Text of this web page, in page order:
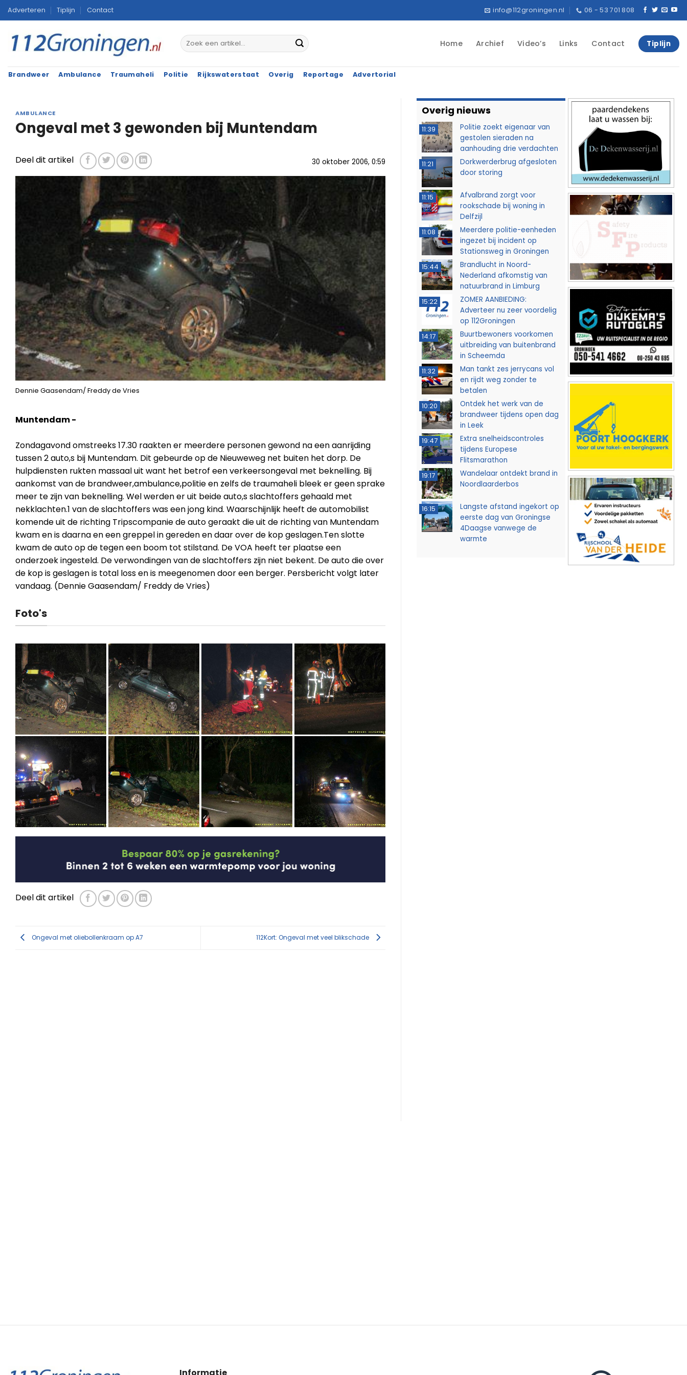
Ga
naar
inhoud
Adverteren Tiplijn Contact info@112groningen.nl 06 - 53 701 808
Home Archief Video’s Links Contact Tiplijn
Brandweer Ambulance Traumaheli Politie Rijkswaterstaat Overig Reportage Advertorial
AMBULANCE
Ongeval met 3 gewonden bij Muntendam
30 oktober 2006, 0:59
Deel dit artikel
Dennie Gaasendam/ Freddy de Vries
Muntendam -
Zondagavond omstreeks 17.30 raakten er meerdere personen gewond na een aanrijding
tussen 2 auto,s bij Muntendam. Dit gebeurde op de Nieuweweg net buiten het dorp. De
hulpdiensten rukten massaal uit want het betrof een verkeersongeval met beknelling. Bij
aankomst van de brandweer,ambulance,politie en zelfs de traumaheli bleek er geen sprake
meer te zijn van beknelling. Wel werden er uit beide auto,s slachtoffers gehaald met
nekklachten.1 van de slachtoffers was een jong kind. Waarschijnlijk heeft de automobilist
komende uit de richting Tripscompanie de auto geraakt die uit de richting van Muntendam
kwam en is daarna en een greppel in gereden en daar over de kop geslagen.Ten slotte
kwam de auto op de tegen een boom tot stilstand. De VOA heeft ter plaatse een
onderzoek ingesteld. De verwondingen van de slachtoffers zijn niet bekent. De auto die over
de kop is geslagen is total loss en is meegenomen door een berger. Persbericht volgt later
vandaag. (Dennie Gaasendam/ Freddy de Vries)
Foto's
Deel dit artikel
Ongeval met oliebollenkraam op A7 112Kort: Ongeval met veel blikschade
Overig nieuws
11:39
Politie zoekt eigenaar van
gestolen sieraden na
aanhouding drie verdachten
11:21
Dorkwerderbrug afgesloten
door storing
11:15
Afvalbrand zorgt voor
rookschade bij woning in
Delfzijl
11:08
Meerdere politie-eenheden
ingezet bij incident op
Stationsweg in Groningen
15:44
Brandlucht in Noord-
Nederland afkomstig van
natuurbrand in Limburg
15:22
ZOMER AANBIEDING:
Adverteer nu zeer voordelig
op 112Groningen
14:17
Buurtbewoners voorkomen
uitbreiding van buitenbrand
in Scheemda
11:32
Man tankt zes jerrycans vol
en rijdt weg zonder te
betalen
10:20
Ontdek het werk van de
brandweer tijdens open dag
in Leek
19:47
Extra snelheidscontroles
tijdens Europese
Flitsmarathon
19:17
Wandelaar ontdekt brand in
Noordlaarderbos
16:15
Langste afstand ingekort op
eerste dag van Groningse
4Daagse vanwege de
warmte
Informatie